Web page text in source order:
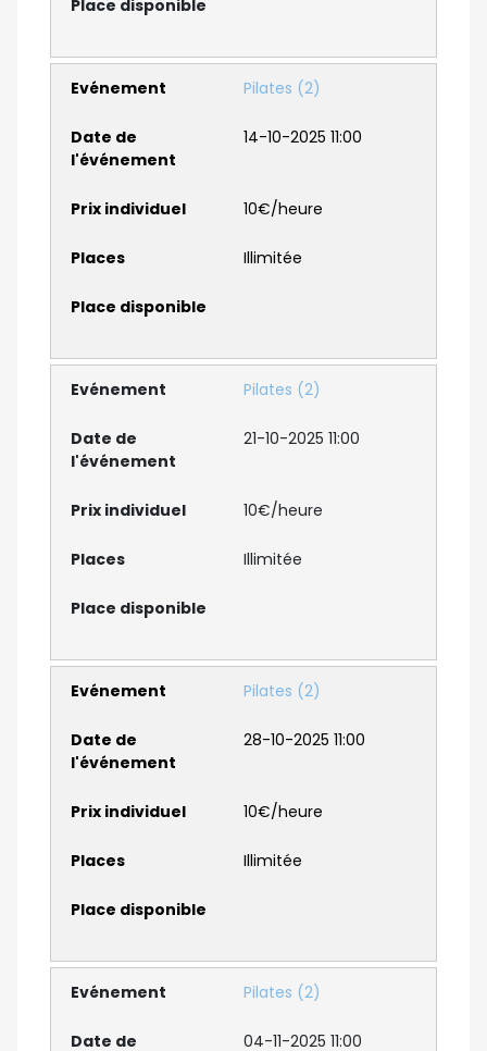
Pilates (2)
14-10-2025 11:00
10€/heure
Illimitée
Pilates (2)
21-10-2025 11:00
10€/heure
Illimitée
Pilates (2)
28-10-2025 11:00
10€/heure
Illimitée
Pilates (2)
04-11-2025 11:00